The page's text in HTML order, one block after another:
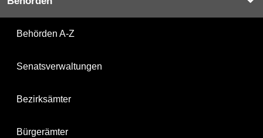
Behörden A-Z
Senatsverwaltungen
Bezirksämter
Bürgerämter